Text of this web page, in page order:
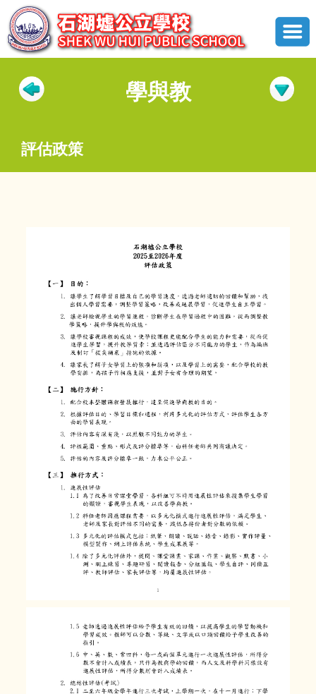
學與教
評估政策